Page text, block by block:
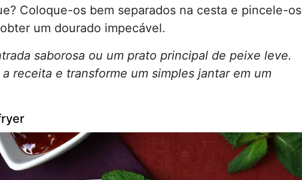
Coloque-os bem separados na cesta e pincele-os
um dourado impecável.
saborosa ou um prato principal de peixe leve.
receita e transforme um simples jantar em um